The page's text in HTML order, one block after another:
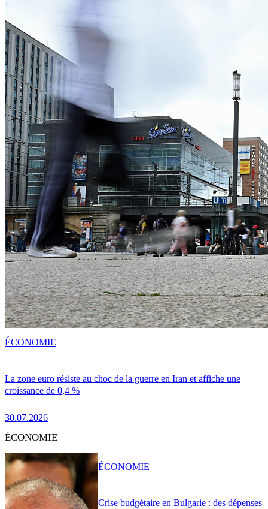
La zone euro résiste au choc de la guerre en Iran et affiche une
croissance de 0,4 %
30.07.2026
ÉCONOMIE
ÉCONOMIE
Crise budgétaire en Bulgarie : des dépenses
ÉCONOMIE